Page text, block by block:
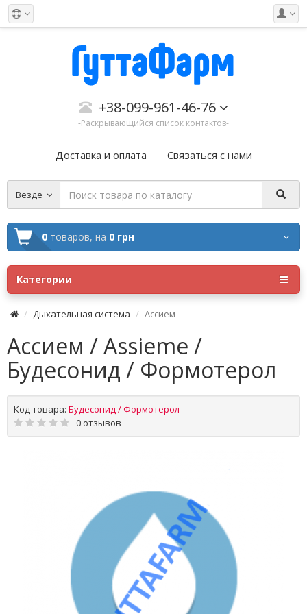
+38-099-961-46-76
-Раскрывающийся список контактов-
Доставка и оплата Связаться с нами
Везде
0 товаров, на 0 грн
Категории
Дыхательная система Ассием
Ассием / Assieme /
Будесонид / Формотерол
Код товара: Будесонид / Формотерол
0 отзывов